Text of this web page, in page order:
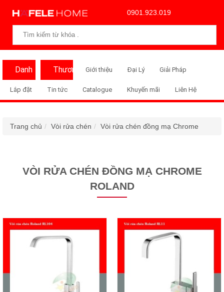
0901.923.019
Danh
Mục
Thương
Hiệu
Giới thiệu Đại Lý Giải Pháp
Lắp đặt Tin tức Catalogue Khuyến mãi Liên Hệ
Trang chủ Vòi rửa chén Vòi rửa chén đồng mạ Chrome
VÒI RỬA CHÉN ĐỒNG MẠ CHROME
ROLAND